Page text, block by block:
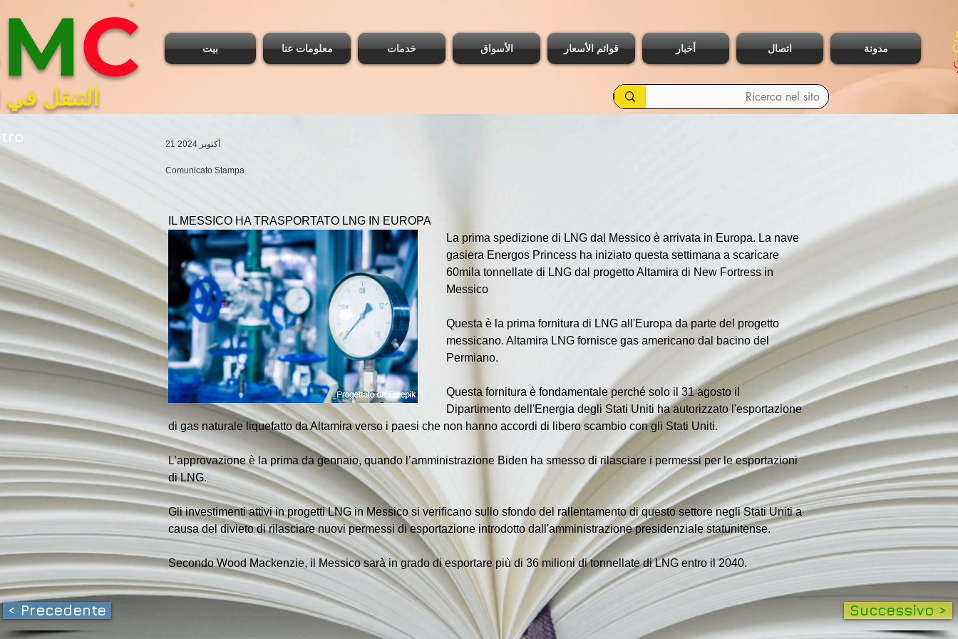
التنقل في
MC بيت معلومات عنا خدمات الأسواق قوائم الأسعار أخبار اتصال مدونة
21 أكتوبر 2024
Comunicato Stampa
IL MESSICO HA TRASPORTATO LNG IN EUROPA
La prima spedizione di LNG dal Messico è arrivata in Europa. La nave
gasiera Energos Princess ha iniziato questa settimana a scaricare
60mila tonnellate di LNG dal progetto Altamira di New Fortress in
Messico
Questa è la prima fornitura di LNG all'Europa da parte del progetto
messicano. Altamira LNG fornisce gas americano dal bacino del
Permiano.
Questa fornitura è fondamentale perché solo il 31 agosto il
Dipartimento dell'Energia degli Stati Uniti ha autorizzato l'esportazione
di gas naturale liquefatto da Altamira verso i paesi che non hanno accordi di libero scambio con gli Stati Uniti.
L’approvazione è la prima da gennaio, quando l’amministrazione Biden ha smesso di rilasciare i permessi per le esportazioni
di LNG.
Gli investimenti attivi in ​​progetti LNG in Messico si verificano sullo sfondo del rallentamento di questo settore negli Stati Uniti a
causa del divieto di rilasciare nuovi permessi di esportazione introdotto dall'amministrazione presidenziale statunitense.
Secondo Wood Mackenzie, il Messico sarà in grado di esportare più di 36 milioni di tonnellate di LNG entro il 2040.
< Precedente Successivo >